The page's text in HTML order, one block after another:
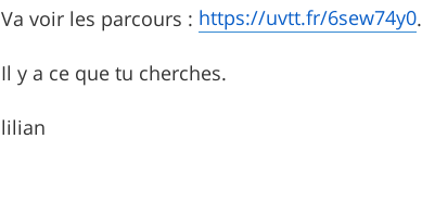
g
e
Va voir les parcours : https://uvtt.fr/6sew74y0.
Il y a ce que tu cherches.
lilian